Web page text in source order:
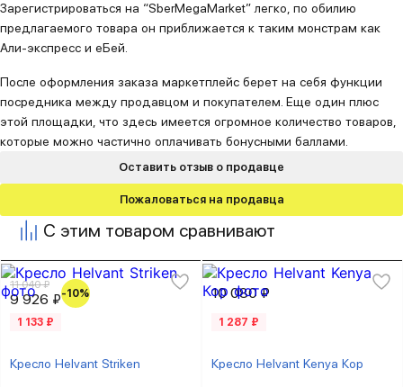
Оставить отзыв о продавце
Пожаловаться на продавца
Зарегистрироваться на “SberMegaMarket” легко, по обилию
предлагаемого товара он приближается к таким монстрам как
Али-экспресс и еБей.
После оформления заказа маркетплейс берет на себя функции
посредника между продавцом и покупателем. Еще один плюс
этой площадки, что здесь имеется огромное количество товаров,
которые можно частично оплачивать бонусными баллами.
С этим товаром сравнивают
11 040 ₽
9 926 ₽-10%
1 133 ₽
Кресло Helvant Striken
10 080 ₽
1 287 ₽
Кресло Helvant Kenya Кор